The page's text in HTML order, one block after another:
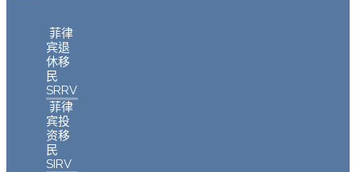
菲律
宾退
休移
民
SRRV
菲律
宾投
资移
民
SIRV